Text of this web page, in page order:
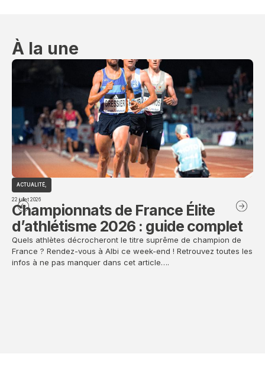
À la une
ACTUALITÉ
22 juillet 2026
Championnats de France Élite
d’athlétisme 2026 : guide complet
Quels athlètes décrocheront le titre suprême de champion de
France ? Rendez-vous à Albi ce week-end ! Retrouvez toutes les
infos à ne pas manquer dans cet article….